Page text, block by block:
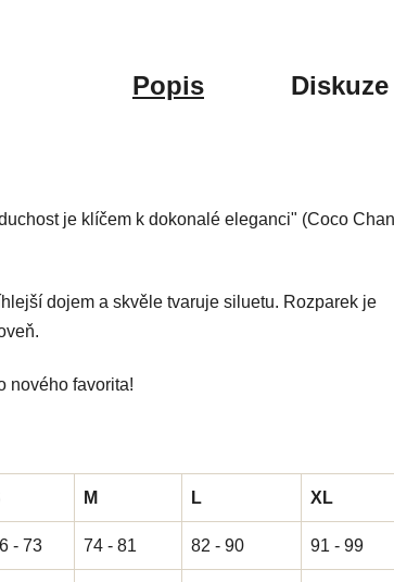
Popis Diskuze
je klíčem k dokonalé eleganci" (Coco
dojem a skvěle tvaruje siluetu. Rozparek je
nového favorita!
M L XL
- 73 74 - 81 82 - 90 91 - 99